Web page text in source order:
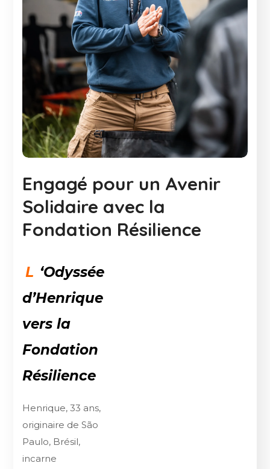
Engagé pour un Avenir
Solidaire avec la
Fondation Résilience
L ‘Odyssée
d’Henrique
vers la
Fondation
Résilience
Henrique, 33 ans,
originaire de São
Paulo, Brésil,
incarne